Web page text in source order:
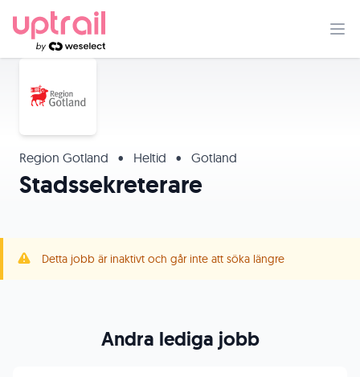
Region Gotland • Heltid • Gotland
Stadssekreterare
Detta jobb är inaktivt och går inte att söka längre
Andra lediga jobb